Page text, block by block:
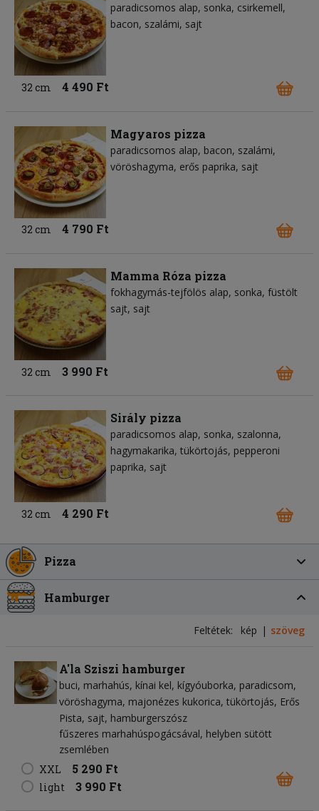
paradicsomos alap sonka csirkemell
bacon szalámi sajt
32 cm 4 490 Ft
Magyaros pizza
paradicsomos alap bacon szalámi
vöröshagyma erős paprika sajt
32 cm 4 790 Ft
Mamma Róza pizza
fokhagymás-tejfölös alap sonka füstölt
sajt sajt
32 cm 3 990 Ft
Sirály pizza
paradicsomos alap sonka szalonna
hagymakarika tükörtojás pepperoni
paprika sajt
32 cm 4 290 Ft
Pizza
Hamburger
Feltétek: kép szöveg
A'la Sziszi hamburger
buci marhahús kínai kel kígyóuborka paradicsom
vöröshagyma majonézes kukorica tükörtojás Erős
Pista sajt hamburgerszósz
fűszeres marhahúspogácsával, helyben sütött
zsemlében
XXL
5 290 Ft
light 3 990 Ft